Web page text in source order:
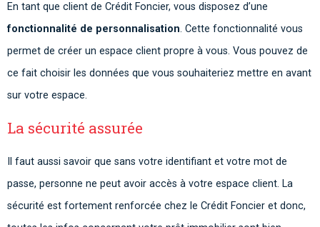
En tant que client de Crédit Foncier, vous disposez d’une
fonctionnalité de personnalisation. Cette fonctionnalité vous
permet de créer un espace client propre à vous. Vous pouvez de
ce fait choisir les données que vous souhaiteriez mettre en avant
sur votre espace.
La sécurité assurée
Il faut aussi savoir que sans votre identifiant et votre mot de
passe, personne ne peut avoir accès à votre espace client. La
sécurité est fortement renforcée chez le Crédit Foncier et donc,